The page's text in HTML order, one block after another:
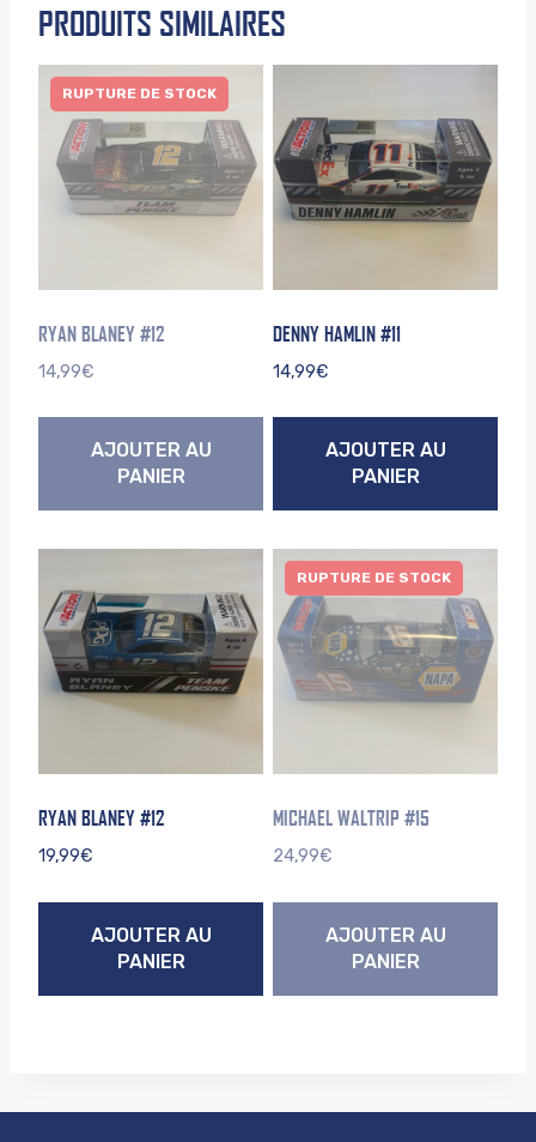
PRODUITS SIMILAIRES
RUPTURE DE STOCK
RYAN BLANEY #12
14,99€
AJOUTER AU
PANIER
DENNY HAMLIN #11
14,99€
AJOUTER AU
PANIER
RYAN BLANEY #12
19,99€
AJOUTER AU
PANIER
RUPTURE DE STOCK
MICHAEL WALTRIP #15
24,99€
AJOUTER AU
PANIER